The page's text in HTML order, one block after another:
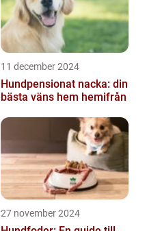
11 december 2024
Hundpensionat nacka: din
bästa väns hem hemifrån
27 november 2024